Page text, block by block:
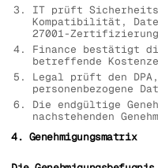
IT prüft Sicherheits-
Kompatibilität,
27001-
Finance bestätigt
betreffende
Legal prüft den
personenbezogene
Die endgültige
nachstehenden
4. Genehmigungsmatrix